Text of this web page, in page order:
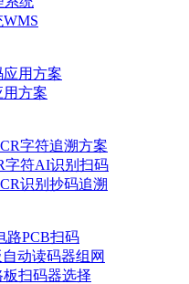
用方案
方案
字符追溯方案
字符AI识别扫码
识别抄码追溯
路PCB扫码
动读码器组网
板扫码器选择